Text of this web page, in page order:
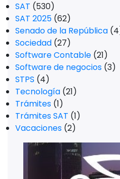
SAT (530)
SAT 2025 (62)
Senado de la República
Sociedad (27)
Software Contable (21)
Software de negocios (3)
STPS (4)
Tecnología (21)
Trámites (1)
Trámites SAT (1)
Vacaciones (2)